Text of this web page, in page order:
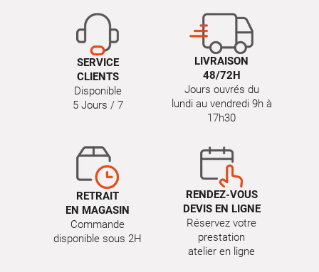
SERVICE
CLIENTS
Disponible
5 Jours / 7
LIVRAISON
48/72H
Jours ouvrés du
lundi au vendredi 9h à
17h30
RETRAIT
EN MAGASIN
Commande
disponible sous 2H
RENDEZ-VOUS
DEVIS EN LIGNE
Réservez votre
prestation
atelier en ligne